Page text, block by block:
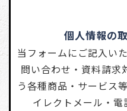
個人情報の
当フォームにご記入い
問い合わせ・資料請求
う各種商品・サービス
イレクトメール・電